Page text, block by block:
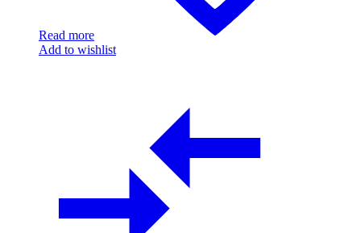
Read more
Add to wishlist